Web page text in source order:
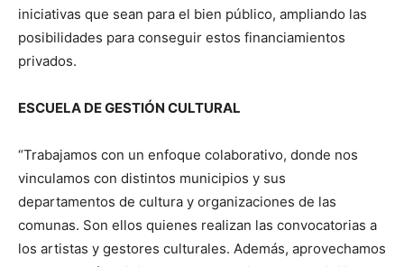
iniciativas que sean para el bien público, ampliando las
posibilidades para conseguir estos financiamientos
privados.
ESCUELA DE GESTIÓN CULTURAL
“Trabajamos con un enfoque colaborativo, donde nos
vinculamos con distintos municipios y sus
departamentos de cultura y organizaciones de las
comunas. Son ellos quienes realizan las convocatorias a
los artistas y gestores culturales. Además, aprovechamos